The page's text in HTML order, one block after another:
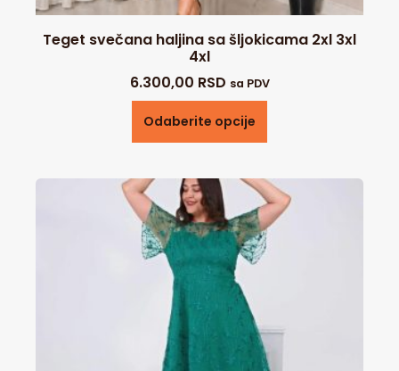
Teget svečana haljina sa šljokicama 2xl 3xl
4xl
6.300,00 RSD sa PDV
Odaberite opcije